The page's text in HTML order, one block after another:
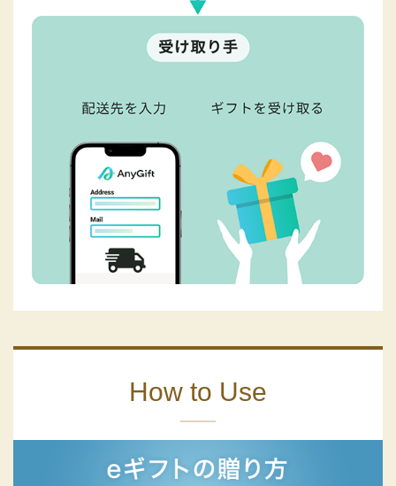
How to Use